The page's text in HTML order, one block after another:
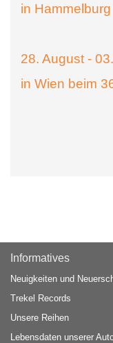
in
28. August -
in Wien beim
Informatives
Neuigkeiten und
Trekel Records
Unsere Reihen
Lebensdaten unserer